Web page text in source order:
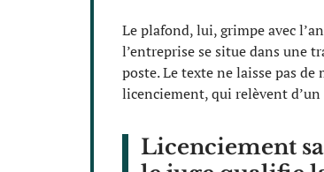
Le plafond, lui, grimpe avec
l’entreprise se situe dans une
poste. Le texte ne laisse pas
licenciement, qui relèvent
Licenciement